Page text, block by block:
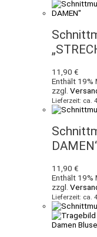
11,90 €
Enthält 19%
zzgl.
Lieferzeit: ca.
11,90 €
Enthält 19%
zzgl.
Lieferzeit: ca.